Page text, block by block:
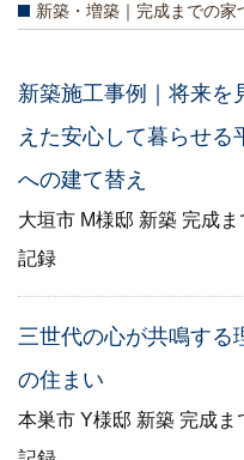
新築・増築｜完成までの
新築施工事例｜将来を
えた安心して暮らせる
への建て替え
大垣市 M様邸 新築 完成ま
記録
三世代の心が共鳴する
の住まい
本巣市 Y様邸 新築 完成ま